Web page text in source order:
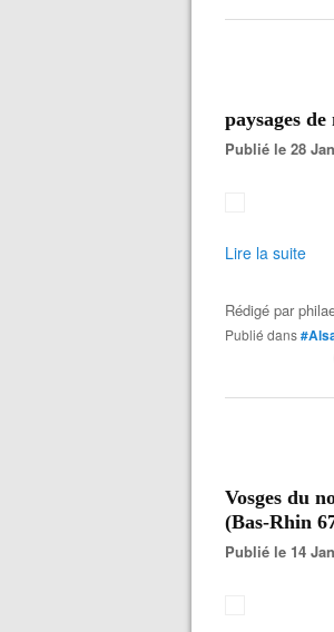
paysages
Publié le 28
Lire la suite
Rédigé par
Publié dans
Vosges du
(Bas-Rhin
Publié le 14